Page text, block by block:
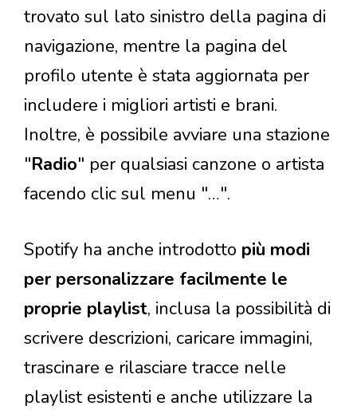
trovato sul lato sinistro della pagina di
navigazione, mentre la pagina del
profilo utente è stata aggiornata per
includere i migliori artisti e brani.
Inoltre, è possibile avviare una stazione
"Radio" per qualsiasi canzone o artista
facendo clic sul menu "…".
Spotify ha anche introdotto più modi
per personalizzare facilmente le
proprie playlist, inclusa la possibilità di
scrivere descrizioni, caricare immagini,
trascinare e rilasciare tracce nelle
playlist esistenti e anche utilizzare la